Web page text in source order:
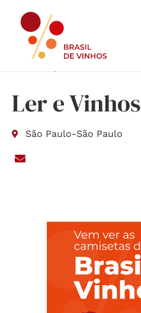
Ler e Vinhos
São Paulo-São Paulo